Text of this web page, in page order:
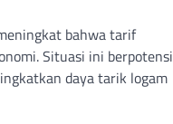
bahwa tarif
Situasi ini berpotensi
daya tarik logam